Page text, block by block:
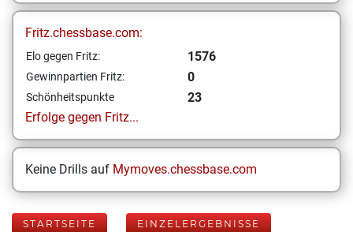
Fritz.chessbase.com:
Elo gegen Fritz: 1576
Gewinnpartien Fritz: 0
Schönheitspunkte
23
Erfolge gegen Fritz...
Keine Drills auf Mymoves.chessbase.com
STARTSEITE EINZELERGEBNISSE